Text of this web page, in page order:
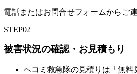
電話またはお問合せフォームからご連
STEP02
被害状況の確認・お見積もり
ヘコミ救急隊の見積りは「無料